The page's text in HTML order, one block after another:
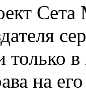
Сета
только
на